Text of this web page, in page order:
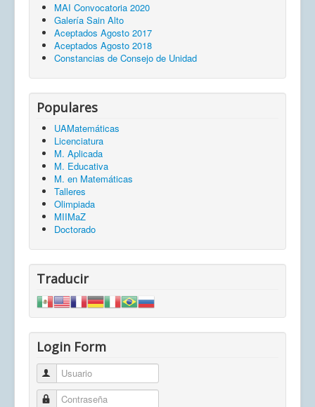
MAI Convocatoria 2020
Galería Sain Alto
Aceptados Agosto 2017
Aceptados Agosto 2018
Constancias de Consejo de Unidad
Populares
UAMatemáticas
Licenciatura
M. Aplicada
M. Educativa
M. en Matemáticas
Talleres
Olimpiada
MIIMaZ
Doctorado
Traducir
Login Form
Usuario
Contraseña